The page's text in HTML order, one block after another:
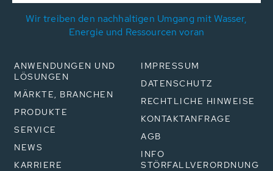
Wir treiben den nachhaltigen Umgang mit Wasser,
Energie und Ressourcen voran
ANWENDUNGEN UND
LÖSUNGEN
MÄRKTE, BRANCHEN
PRODUKTE
SERVICE
NEWS
KARRIERE
IMPRESSUM
DATENSCHUTZ
RECHTLICHE HINWEISE
KONTAKTANFRAGE
AGB
INFO
STÖRFALLVERORDNUNG